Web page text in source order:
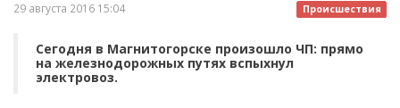
Происшествия
29 августа 2016 15:04
Сегодня в Магнитогорске произошло ЧП: прямо
на железнодорожных путях вспыхнул
электровоз.